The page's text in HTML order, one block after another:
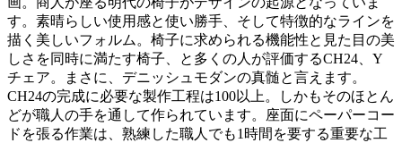
す。素晴らしい使用感と使い勝手、そして特徴的なラインを
描く美しいフォルム。椅子に求められる機能性と見た目の美
しさを同時に満たす椅子、と多くの人が評価するCH24、Y
チェア。まさに、デニッシュモダンの真髄と言えます。
CH24の完成に必要な製作工程は100以上。しかもそのほとん
どが職人の手を通して作られています。座面にペーパーコー
ドを張る作業は、熟練した職人でも1時間を要する重要な工